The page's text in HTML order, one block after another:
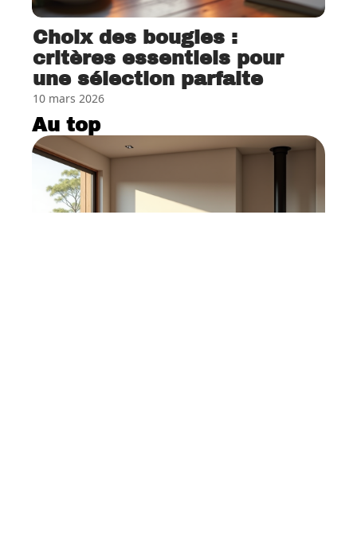
Choix des bougies :
critères essentiels pour
une sélection parfaite
10 mars 2026
Au top